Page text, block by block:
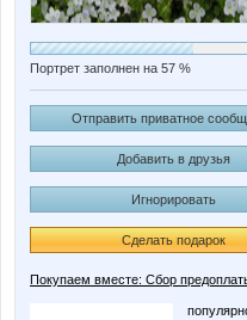
Портрет заполнен на 57 %
Отправить приватное
Добавить в друзья
Игнорировать
Сделать подарок
Покупаем вместе: Сбор